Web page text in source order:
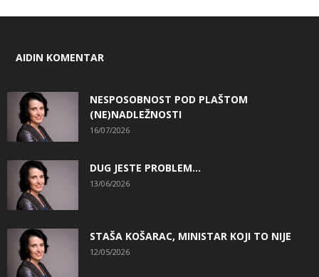
AIDIN KOMENTAR
NESPOSOBNOST POD PLAŠTOM
(NE)NADLEŽNOSTI
16/07/2026
DUG JESTE PROBLEM…
13/06/2026
STAŠA KOŠARAC, MINISTAR KOJI TO NIJE
12/05/2026